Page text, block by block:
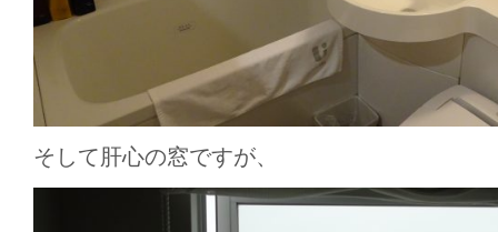
そして肝心の窓ですが、